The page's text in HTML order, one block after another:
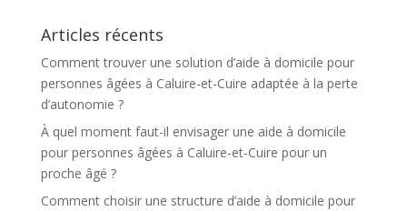
i
v
:
Articles récents
Comment trouver une solution d’aide à domicile pour
personnes âgées à Caluire-et-Cuire adaptée à la perte
d’autonomie ?
À quel moment faut-il envisager une aide à domicile
pour personnes âgées à Caluire-et-Cuire pour un
proche âgé ?
Comment choisir une structure d’aide à domicile pour